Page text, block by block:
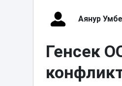
Аянур
Генсек